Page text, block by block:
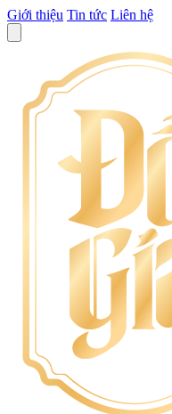
Giới thiệu Tin tức Liên hệ